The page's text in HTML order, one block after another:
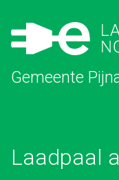
Gemeente
Laadpaal